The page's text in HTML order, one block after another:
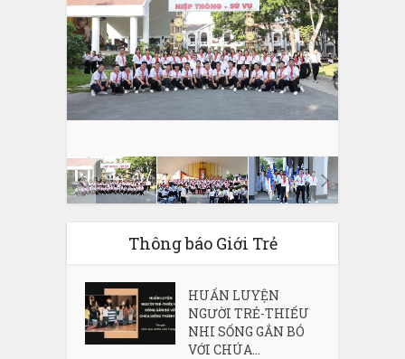
Thông báo Giới Trẻ
HUẤN LUYỆN
NGƯỜI TRẺ-THIẾU
NHI SỐNG GẮN BÓ
VỚI CHÚA...